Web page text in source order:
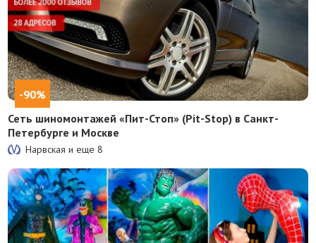
-90%
Сеть шиномонтажей «Пит-Стоп» (Pit-Stop) в Санкт-
Петербурге и Москве
Нарвская и еще8